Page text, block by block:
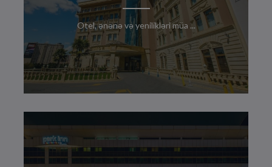
Otel, ənənə və yenilikləri müa ...